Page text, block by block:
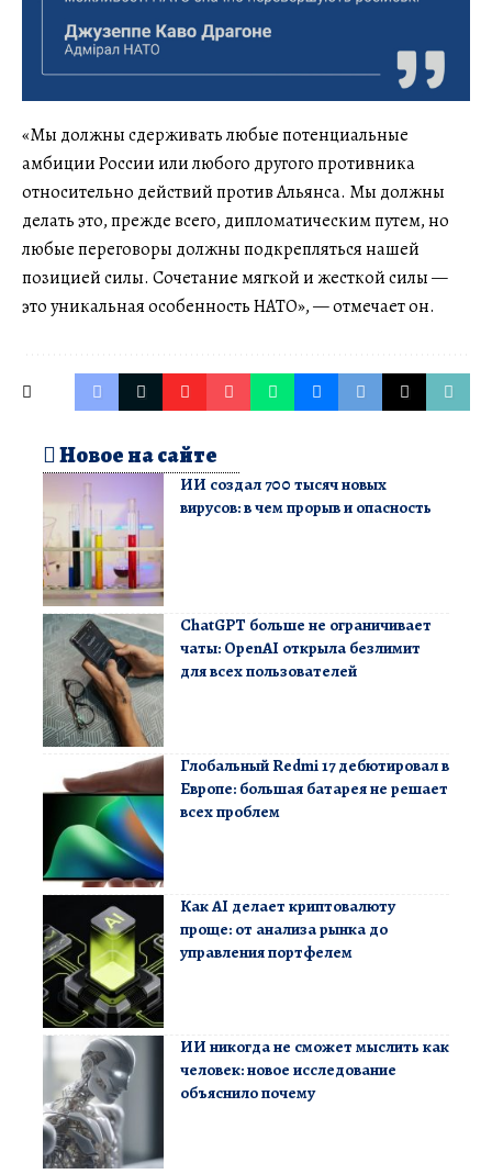
«Мы должны сдерживать любые потенциальные
амбиции России или любого другого противника
относительно действий против Альянса. Мы должны
делать это, прежде всего, дипломатическим путем, но
любые переговоры должны подкрепляться нашей
позицией силы. Сочетание мягкой и жесткой силы —
это уникальная особенность НАТО», — отмечает он.
Новое на сайте
ИИ создал 700 тысяч новых
вирусов: в чем прорыв и опасность
ChatGPT больше не ограничивает
чаты: OpenAI открыла безлимит
для всех пользователей
Глобальный Redmi 17 дебютировал в
Европе: большая батарея не решает
всех проблем
Как AI делает криптовалюту
проще: от анализа рынка до
управления портфелем
ИИ никогда не сможет мыслить как
человек: новое исследование
объяснило почему